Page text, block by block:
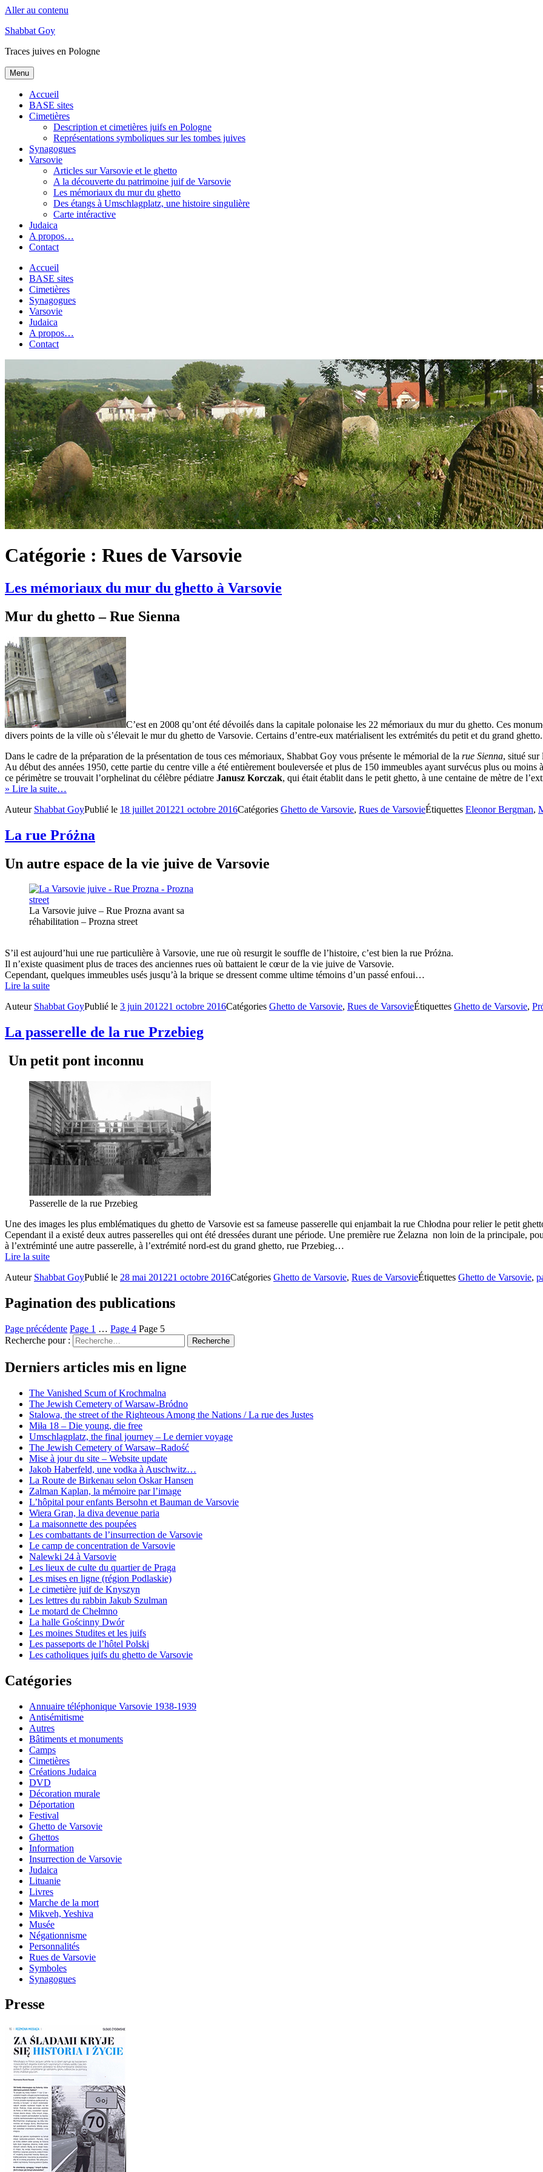
Aller au contenu
Shabbat Goy
Traces juives en Pologne
Menu
Accueil
BASE sites
Cimetières
Description et cimetières juifs en Pologne
Représentations symboliques sur les tombes juives
Synagogues
Varsovie
Articles sur Varsovie et le ghetto
A la découverte du patrimoine juif de Varsovie
Les mémoriaux du mur du ghetto
Des étangs à Umschlagplatz, une histoire singulière
Carte intéractive
Judaica
A propos…
Contact
Accueil
BASE sites
Cimetières
Synagogues
Varsovie
Judaica
A propos…
Contact
Catégorie : Rues de Varsovie
Les mémoriaux du mur du ghetto à Varsovie
Mur du ghetto – Rue Sienna
C’est en 2008 qu’ont été dévoilés dans la capitale polonaise les 22 mémoriaux du mur du ghetto. Ces
divers points de la ville où s’élevait le mur du ghetto de Varsovie. Certains d’entre-eux matérialisent les extrémités du petit et du grand ghetto.
Dans le cadre de la préparation de la présentation de tous ces mémoriaux, Shabbat Goy vous présente le mémorial de la rue Sienna, situé sur
Au début des années 1950, cette partie du centre ville a été entièrement bouleversée et plus de 150 immeubles ayant survécus plus ou
ce périmètre se trouvait l’orphelinat du célèbre pédiatre Janusz Korczak, qui était établit dans le petit ghetto, à une centaine de mètre de
» Lire la suite…
Auteur Shabbat GoyPublié le 18 juillet 201221 octobre 2016Catégories Ghetto de Varsovie, Rues de VarsovieÉtiquettes Eleonor Bergman,
La rue Próżna
Un autre espace de la vie juive de Varsovie
La Varsovie juive – Rue Prozna avant sa
réhabilitation – Prozna street
S’il est aujourd’hui une rue particulière à Varsovie, une rue où resurgit le souffle de l’histoire, c’est bien la rue Próżna.
Il n’existe quasiment plus de traces des anciennes rues où battaient le cœur de la vie juive de Varsovie.
Cependant, quelques immeubles usés jusqu’à la brique se dressent comme ultime témoins d’un passé enfoui…
Lire la suite
Auteur Shabbat GoyPublié le 3 juin 201221 octobre 2016Catégories Ghetto de Varsovie, Rues de VarsovieÉtiquettes Ghetto de Varsovie,
La passerelle de la rue Przebieg
Un petit pont inconnu
Passerelle de la rue Przebieg
Une des images les plus emblématiques du ghetto de Varsovie est sa fameuse passerelle qui enjambait la rue Chłodna pour relier le petit
Cependant il a existé deux autres passerelles qui ont été dressées durant une période. Une première rue Żelazna non loin de la principale,
à l’extréminté une autre passerelle, à l’extrémité nord-est du grand ghetto, rue Przebieg…
Lire la suite
Auteur Shabbat GoyPublié le 28 mai 201221 octobre 2016Catégories Ghetto de Varsovie, Rues de VarsovieÉtiquettes Ghetto de Varsovie,
Pagination des publications
Page précédente Page 1 … Page 4 Page 5
Recherche pour :
Recherche
Derniers articles mis en ligne
The Vanished Scum of Krochmalna
The Jewish Cemetery of Warsaw-Bródno
Stalowa, the street of the Righteous Among the Nations / La rue des Justes
Miła 18 – Die young, die free
Umschlagplatz, the final journey – Le dernier voyage
The Jewish Cemetery of Warsaw–Radość
Mise à jour du site – Website update
Jakob Haberfeld, une vodka à Auschwitz…
La Route de Birkenau selon Oskar Hansen
Zalman Kaplan, la mémoire par l’image
L’hôpital pour enfants Bersohn et Bauman de Varsovie
Wiera Gran, la diva devenue paria
La maisonnette des poupées
Les combattants de l’insurrection de Varsovie
Le camp de concentration de Varsovie
Nalewki 24 à Varsovie
Les lieux de culte du quartier de Praga
Les mises en ligne (région Podlaskie)
Le cimetière juif de Knyszyn
Les lettres du rabbin Jakub Szulman
Le motard de Chełmno
La halle Gościnny Dwór
Les moines Studites et les juifs
Les passeports de l’hôtel Polski
Les catholiques juifs du ghetto de Varsovie
Catégories
Annuaire téléphonique Varsovie 1938-1939
Antisémitisme
Autres
Bâtiments et monuments
Camps
Cimetières
Créations Judaica
DVD
Décoration murale
Déportation
Festival
Ghetto de Varsovie
Ghettos
Information
Insurrection de Varsovie
Judaica
Lituanie
Livres
Marche de la mort
Mikveh, Yeshiva
Musée
Négationnisme
Personnalités
Rues de Varsovie
Symboles
Synagogues
Presse